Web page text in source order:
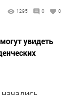
1295 0 0
увидеть